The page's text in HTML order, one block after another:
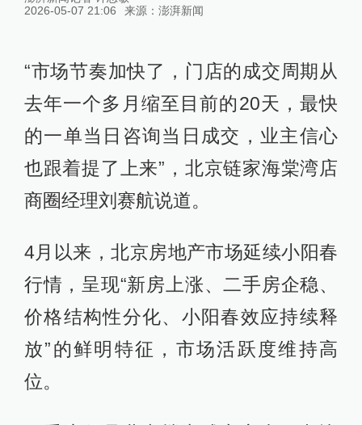
2026-05-07 21:06
来源： 澎湃新闻
“市场节奏加快了，门店的成交周期从
去年一个多月缩至目前的20天，最快
的一单当日咨询当日成交，业主信心
也跟着提了上来”，北京链家海棠湾店
商圈经理刘赛航说道。
4月以来，北京房地产市场延续小阳春
行情，呈现“新房上涨、二手房企稳、
价格结构性分化、小阳春效应持续释
放”的鲜明特征，市场活跃度维持高
位。